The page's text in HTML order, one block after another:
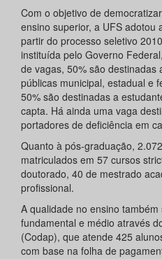
Com o objetivo de
ensino superior, a UFS adotou
partir do processo seletivo
instituída pelo Governo
de vagas, 50% são destinadas
públicas municipal, estadual e
50% são destinadas a
capta. Há ainda uma vaga
portadores de deficiência em
Quanto à pós-graduação,
matriculados em 57 cursos
doutorado, 40 de mestrado
profissional.
A qualidade no ensino
fundamental e médio através
(Codap), que atende 425
com base na folha de